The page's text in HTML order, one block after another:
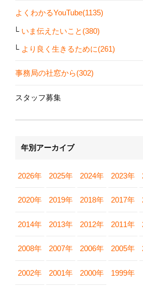
よくわかるYouTube(1135)
いま伝えたいこと(380)
より良く生きるために(261)
事務局の社窓から(302)
スタッフ募集
年別アーカイブ
2026年 2025年 2024年 2023年
2020年 2019年 2018年 2017年
2014年 2013年 2012年 2011年
2008年 2007年 2006年 2005年
2002年 2001年 2000年 1999年